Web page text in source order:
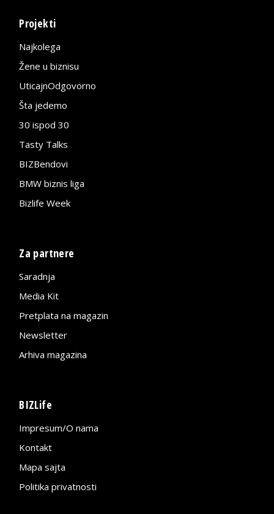
Projekti
Najkolega
Žene u biznisu
UticajnOdgovorno
Šta jedemo
30 ispod 30
Tasty Talks
BIZBendovi
BMW biznis liga
Bizlife Week
Za partnere
Saradnja
Media Kit
Pretplata na magazin
Newsletter
Arhiva magazina
BIZLife
Impresum/O nama
Kontakt
Mapa sajta
Politika privatnosti